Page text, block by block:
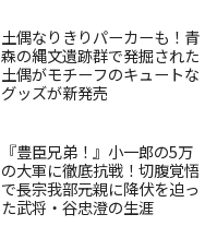
土偶なりきりパーカーも！青
森の縄文遺跡群で発掘された
土偶がモチーフのキュートな
グッズが新発売
『豊臣兄弟！』小一郎の5万
の大軍に徹底抗戦！切腹覚悟
で長宗我部元親に降伏を迫っ
た武将・谷忠澄の生涯